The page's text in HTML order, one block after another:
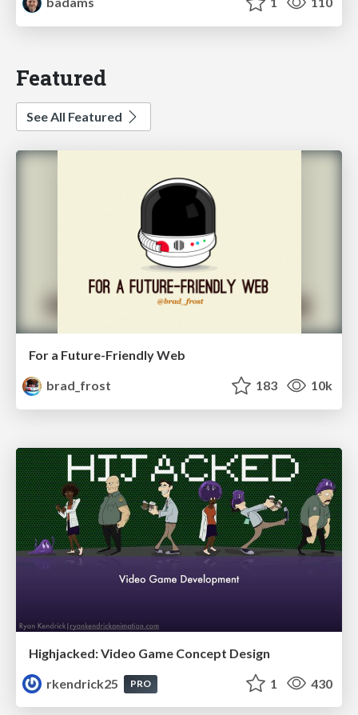
Featured
See All Featured
For a Future-Friendly Web
brad_frost
183 10k
Highjacked: Video Game Concept Design
rkendrick25
PRO 1 430